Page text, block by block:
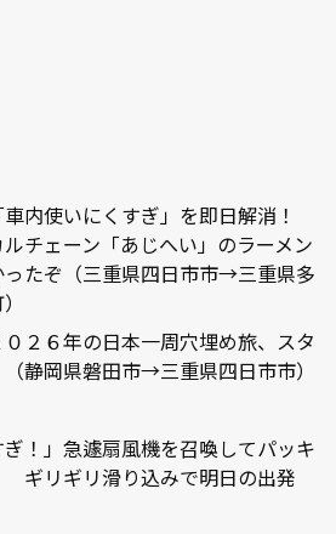
内使いにくすぎ」を即日解消！
チェーン「あじへい」のラーメン
ったぞ（三重県四日市市→三重県多
２６年の日本一周穴埋め旅、スタ
静岡県磐田市→三重県四日市市）
ぎ！」急遽扇風機を召喚してパッキ
ギリギリ滑り込みで明日の出発